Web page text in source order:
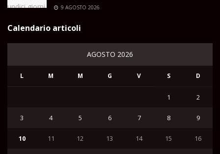
9 AGOSTO 2026
Calendario articoli
AGOSTO 2026
L M M G V S D
1 2
3 4 5 6 7 8 9
10 11 12 13 14 15 16